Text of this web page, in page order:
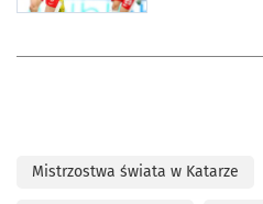
Mistrzostwa świata w Katarze